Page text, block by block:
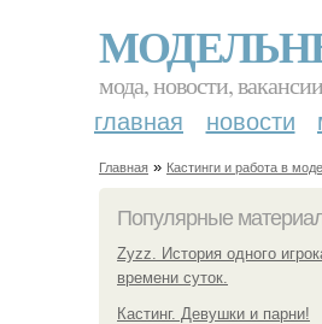
мода, новости,
главная новости
Главная » Кастинги и работа в
Популярные
Zyzz. История одного
времени суток.
Кастинг. Девушки и парни!